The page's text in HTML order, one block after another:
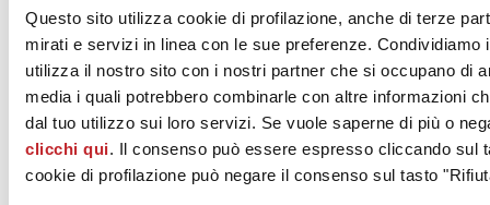
Questo sito utilizza cookie di profilazione, anche di terze
mirati e servizi in linea con le sue preferenze.
utilizza il nostro sito con i nostri partner che si occupano di
media i quali potrebbero combinarle con altre informazioni
dal tuo utilizzo sui loro servizi. Se vuole saperne di più o
clicchi qui. Il consenso può essere espresso cliccando sul
cookie di profilazione può negare il consenso sul tasto
News
aziende